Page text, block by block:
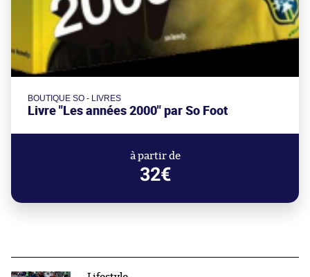
BOUTIQUE SO - LIVRES
Livre "Les années 2000" par So Foot
à partir de
32€